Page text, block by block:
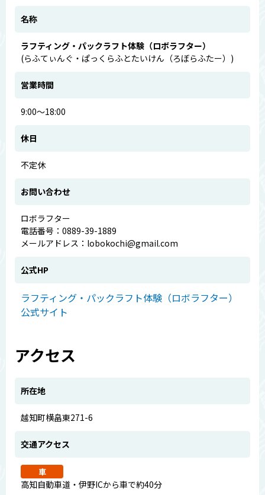
名称
ラフティング・パックラフト体験（ロボラフター）
(らふてぃんぐ・ぱっくらふとたいけん（ろぼらふたー）)
営業時間
9:00～18:00
休日
不定休
お問い合わせ
ロボラフター
電話番号：0889-39-1889
メールアドレス：lobokochi@gmail.com
公式HP
ラフティング・パックラフト体験（ロボラフター）
公式サイト
アクセス
所在地
越知町横畠東271-6
交通アクセス
車
高知自動車道・伊野ICから車で約40分